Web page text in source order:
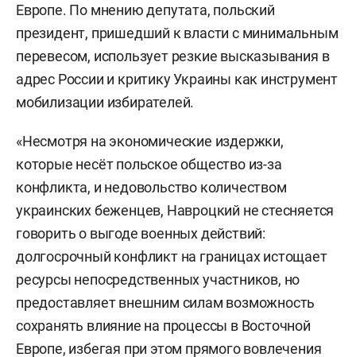
Европе. По мнению депутата, польский
президент, пришедший к власти с минимальным
перевесом, использует резкие высказывания в
адрес России и критику Украины как инструмент
мобилизации избирателей.
«Несмотря на экономические издержки,
которые несёт польское общество из-за
конфликта, и недовольство количеством
украинских беженцев, Навроцкий не стесняется
говорить о выгоде военных действий:
долгосрочный конфликт на границах истощает
ресурсы непосредственных участников, но
предоставляет внешним силам возможность
сохранять влияние на процессы в Восточной
Европе, избегая при этом прямого вовлечения